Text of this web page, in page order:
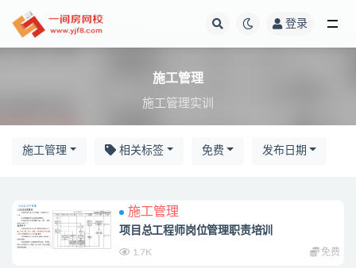
登录
施工管理
施工管理实训
施工管理 相关标签 免费 发布日期
施工管理
项目总工程师岗位管理职责培训
1.7K 免费